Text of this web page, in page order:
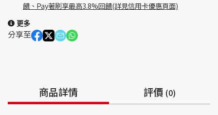
饋、Pay著刷享最高3.8%回饋(詳見信用卡優惠頁面)
更多
分享至
商品詳情 評價 (0)